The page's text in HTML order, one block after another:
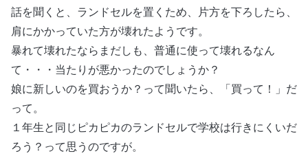
話を聞くと、ランドセルを置くため、片方を下ろしたら、
肩にかかっていた方が壊れたようです。
暴れて壊れたならまだしも、普通に使って壊れるなん
て・・・当たりが悪かったのでしょうか？
娘に新しいのを買おうか？って聞いたら、「買って！」だ
って。
１年生と同じピカピカのランドセルで学校は行きにくいだ
ろう？って思うのですが。